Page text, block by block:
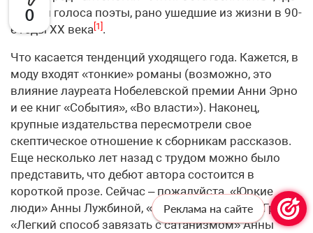
0
обрели голоса поэты, рано ушедшие из жизни в 90-
е годы XX века[1].
Что касается тенденций уходящего года. Кажется, в
моду входят «тонкие» романы (возможно, это
влияние лауреата Нобелевской премии Анни Эрно
и ее книг «События», «Во власти»). Наконец,
крупные издательства пересмотрели свое
скептическое отношение к сборникам рассказов.
Еще несколько лет назад с трудом можно было
представить, что дебют автора состоится в
короткой прозе. Сейчас – пожалуйста. «Юркие
люди» Анны Лужбиной, «Вторжение» Марго Гритт,
«Легкий способ завязать с сатанизмом» Анны
Реклама на сайте